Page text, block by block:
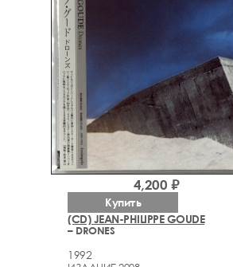
(CD) JEAN-PHILIPPE GOUDE
– DRONES
1992
4,200 ₽
Купить